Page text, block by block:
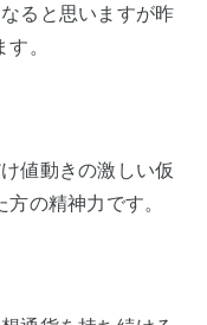
ると思いますが昨
。
値動きの激しい仮
の精神力です。